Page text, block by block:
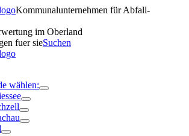
Kommunalunternehmen für Abfall-
im Oberland
Suchen
wählen: